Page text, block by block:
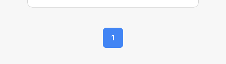
hombre con un ordenador portátil oscuro y
ganaba criptomonedas mientras navegaba
por la web porque es terroríficamente
1